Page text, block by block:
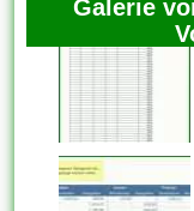
Galerie